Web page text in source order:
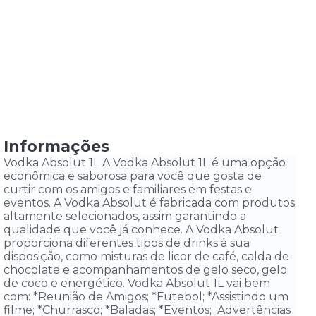
Informações
Vodka Absolut 1L A Vodka Absolut 1L é uma opção
econômica e saborosa para você que gosta de
curtir com os amigos e familiares em festas e
eventos. A Vodka Absolut é fabricada com produtos
altamente selecionados, assim garantindo a
qualidade que você já conhece. A Vodka Absolut
proporciona diferentes tipos de drinks à sua
disposição, como misturas de licor de café, calda de
chocolate e acompanhamentos de gelo seco, gelo
de coco e energético. Vodka Absolut 1L vai bem
com: *Reunião de Amigos; *Futebol; *Assistindo um
filme; *Churrasco; *Baladas; *Eventos; Advertências